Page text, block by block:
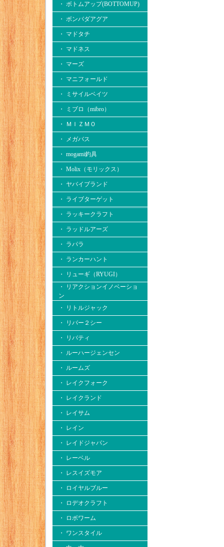
・ ボトムアップ(BOTTOMUP)
・ ボンバダアグア
・ マドタチ
・ マドネス
・ マーズ
・ マニフォールド
・ ミサイルベイツ
・ ミブロ（mibro）
・ ＭＩＺＭＯ
・ メガバス
・ mogami釣具
・ Molix（モリックス）
・ ヤバイブランド
・ ライブターゲット
・ ラッキークラフト
・ ラッドルアーズ
・ ラパラ
・ ランカーハント
・ リューギ（RYUGI）
・ リアクションイノベーショ
ン
・ リトルジャック
・ リバー２シー
・ リバティ
・ ルーハージェンセン
・ ルームズ
・ レイクフォーク
・ レイクランド
・ レイサム
・ レイン
・ レイドジャパン
・ レーベル
・ レスイズモア
・ ロイヤルブルー
・ ロデオクラフト
・ ロボワーム
・ ワンスタイル